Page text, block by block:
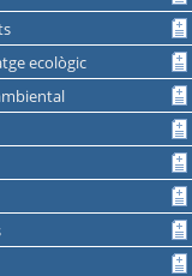
ecològic